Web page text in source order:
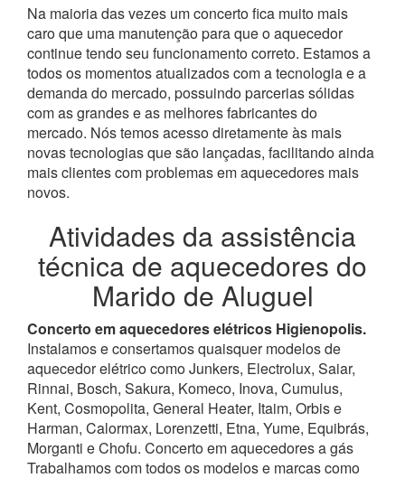
Na maioria das vezes um concerto fica muito mais
caro que uma manutenção para que o aquecedor
continue tendo seu funcionamento correto. Estamos a
todos os momentos atualizados com a tecnologia e a
demanda do mercado, possuindo parcerias sólidas
com as grandes e as melhores fabricantes do
mercado. Nós temos acesso diretamente às mais
novas tecnologias que são lançadas, facilitando ainda
mais clientes com problemas em aquecedores mais
novos.
Atividades da assistência
técnica de aquecedores do
Marido de Aluguel
Concerto em aquecedores elétricos Higienopolis.
Instalamos e consertamos quaisquer modelos de
aquecedor elétrico como Junkers, Electrolux, Saiar,
Rinnai, Bosch, Sakura, Komeco, Inova, Cumulus,
Kent, Cosmopolita, General Heater, Itaim, Orbis e
Harman, Calormax, Lorenzetti, Etna, Yume, Equibrás,
Morganti e Chofu. Concerto em aquecedores a gás
Trabalhamos com todos os modelos e marcas como